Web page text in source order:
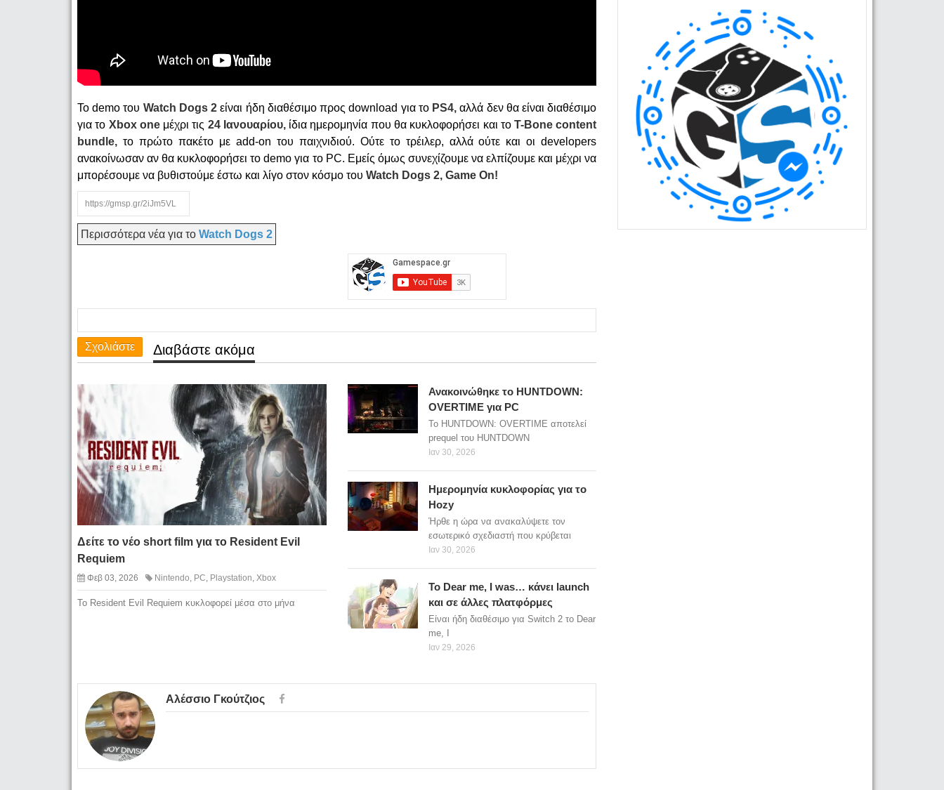
To demo του Watch Dogs 2 είναι ήδη διαθέσιμο προς download για το PS4,αλλά δεν θα είναι διαθέσιμο
για το Xbox one μέχρι τις 24 Ιανουαρίου, ίδια ημερομηνία που θα κυκλοφορήσει και τοΤ-Βone content
bundle, το πρώτο πακέτο με add-on του παιχνιδιού. Ούτε το τρέιλερ, αλλά ούτε και οι developers
ανακοίνωσαν αν θα κυκλοφορήσει το demo για το PC. Εμείς όμως συνεχίζουμε να ελπίζουμε και μέχρι να
μπορέσουμε να βυθιστούμε έστω και λίγο στον κόσμο του Watch Dogs 2, Game On!
Περισσότερα νέα για το Watch Dogs 2
Σχολιάστε Διαβάστε ακόμα
Δείτε το νέο short film για το Resident Evil
Requiem
Φεβ 03, 2026 Nintendo, PC, Playstation, Xbox
To Resident Evil Requiem κυκλοφορεί μέσα στο μήνα
Ανακοινώθηκε το HUNTDOWN:
OVERTIME για PC
Το HUNTDOWN: OVERTIME αποτελεί
prequel του HUNTDOWN
Ιαν 30, 2026
Ημερομηνία κυκλοφορίας για το
Hozy
Ήρθε η ώρα να ανακαλύψετε τον
εσωτερικό σχεδιαστή που κρύβεται
Ιαν 30, 2026
Το Dear me, I was… κάνει launch
και σε άλλες πλατφόρμες
Είναι ήδη διαθέσιμο για Switch 2 το Dear
me, I
Ιαν 29, 2026
Αλέσσιο Γκούτζιος